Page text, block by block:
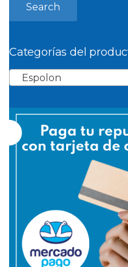
Search
Categorías del
Espolon